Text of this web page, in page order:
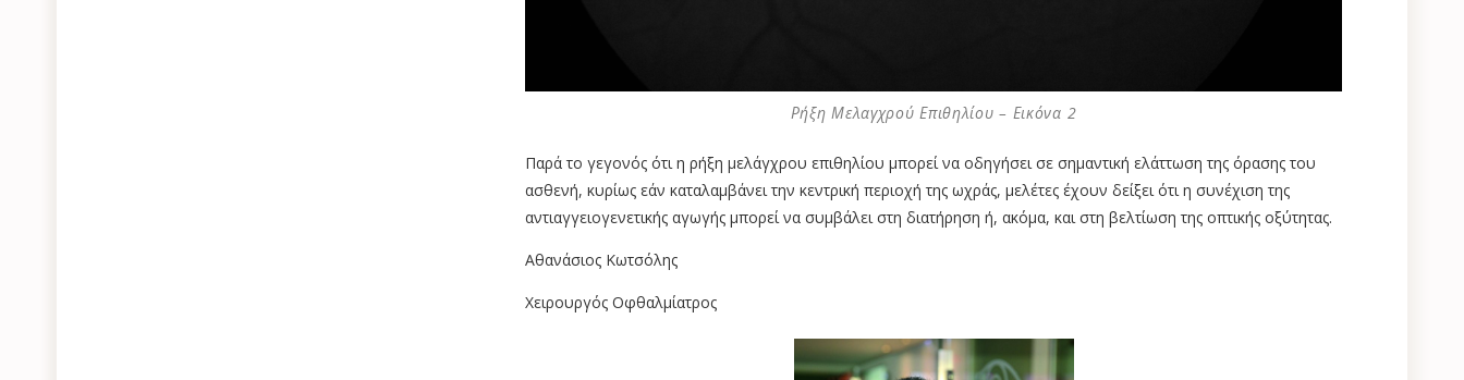
Ρήξη Μελαγχρού Επιθηλίου – Εικόνα 2
Παρά το γεγονός ότι η ρήξη μελάγχρου επιθηλίου μπορεί να οδηγήσει σε σημαντική ελάττωση της όρασης του
ασθενή, κυρίως εάν καταλαμβάνει την κεντρική περιοχή της ωχράς, μελέτες έχουν δείξει ότι η συνέχιση της
αντιαγγειογενετικής αγωγής μπορεί να συμβάλει στη διατήρηση ή, ακόμα, και στη βελτίωση της οπτικής οξύτητας.
Αθανάσιος Κωτσόλης
Χειρουργός Οφθαλμίατρος